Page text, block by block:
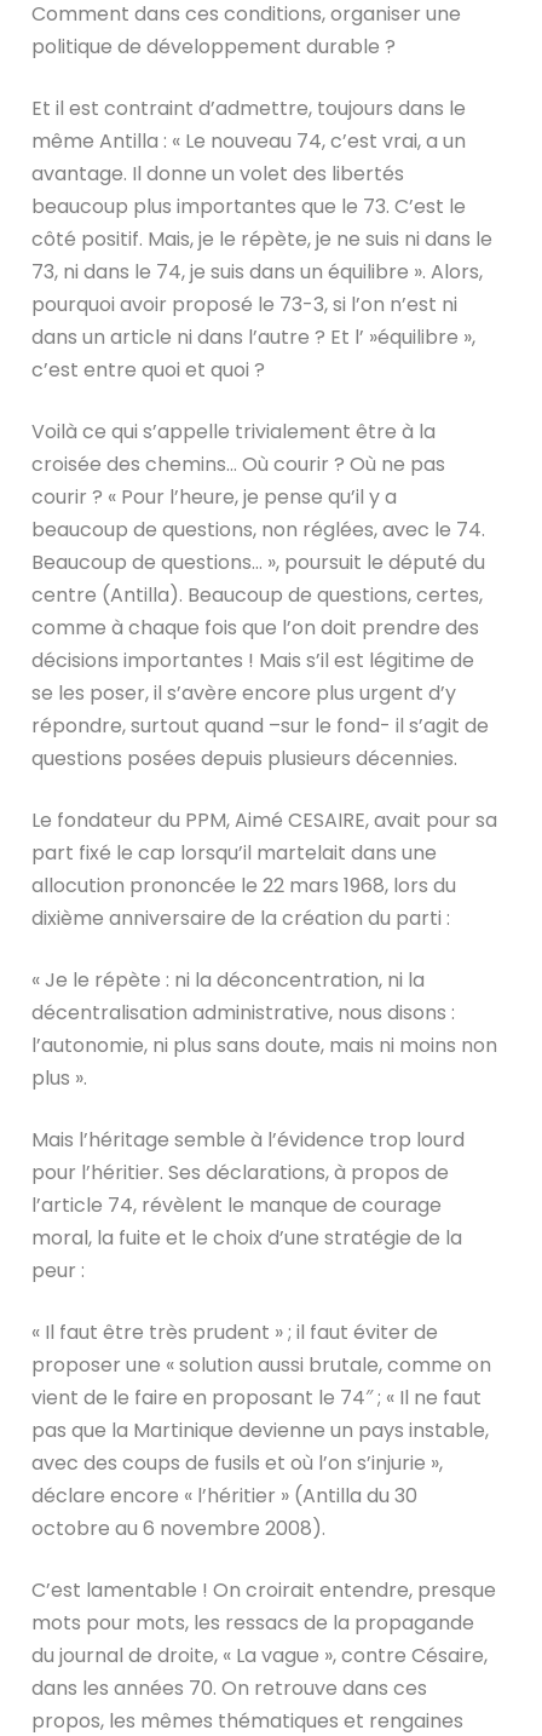
Comment dans ces conditions, organiser une
politique de développement durable ?
Et il est contraint d’admettre, toujours dans le
même Antilla : « Le nouveau 74, c’est vrai, a un
avantage. Il donne un volet des libertés
beaucoup plus importantes que le 73. C’est le
côté positif. Mais, je le répète, je ne suis ni dans le
73, ni dans le 74, je suis dans un équilibre ». Alors,
pourquoi avoir proposé le 73-3, si l’on n’est ni
dans un article ni dans l’autre ? Et l’ »équilibre »,
c’est entre quoi et quoi ?
Voilà ce qui s’appelle trivialement être à la
croisée des chemins… Où courir ? Où ne pas
courir ? « Pour l’heure, je pense qu’il y a
beaucoup de questions, non réglées, avec le 74.
Beaucoup de questions… », poursuit le député du
centre (Antilla). Beaucoup de questions, certes,
comme à chaque fois que l’on doit prendre des
décisions importantes ! Mais s’il est légitime de
se les poser, il s’avère encore plus urgent d’y
répondre, surtout quand –sur le fond- il s’agit de
questions posées depuis plusieurs décennies.
Le fondateur du PPM, Aimé CESAIRE, avait pour sa
part fixé le cap lorsqu’il martelait dans une
allocution prononcée le 22 mars 1968, lors du
dixième anniversaire de la création du parti :
« Je le répète : ni la déconcentration, ni la
décentralisation administrative, nous disons :
l’autonomie, ni plus sans doute, mais ni moins non
plus ».
Mais l’héritage semble à l’évidence trop lourd
pour l’héritier. Ses déclarations, à propos de
l’article 74, révèlent le manque de courage
moral, la fuite et le choix d’une stratégie de la
peur :
« Il faut être très prudent » ; il faut éviter de
proposer une « solution aussi brutale, comme on
vient de le faire en proposant le 74″ ; « Il ne faut
pas que la Martinique devienne un pays instable,
avec des coups de fusils et où l’on s’injurie »,
déclare encore « l’héritier » (Antilla du 30
octobre au 6 novembre 2008).
C’est lamentable ! On croirait entendre, presque
mots pour mots, les ressacs de la propagande
du journal de droite, « La vague », contre Césaire,
dans les années 70. On retrouve dans ces
propos, les mêmes thématiques et rengaines